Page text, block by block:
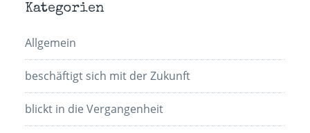
Kategorien
Allgemein
beschäftigt sich mit der Zukunft
blickt in die Vergangenheit